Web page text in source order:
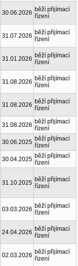
30.06.2026 běží přijímací
řízení
31.07.2026 běží přijímací
řízení
31.01.2026 běží přijímací
řízení
31.08.2026 běží přijímací
řízení
31.08.2026 běží přijímací
řízení
31.08.2026 běží přijímací
řízení
30.06.2025 běží přijímací
řízení
30.04.2025 běží přijímací
řízení
31.10.2025 běží přijímací
řízení
03.03.2026 běží přijímací
řízení
24.04.2026 běží přijímací
řízení
02.03.2026 běží přijímací
řízení